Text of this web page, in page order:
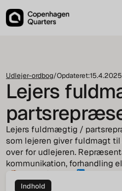
Udlejer-ordbog/Opdateret:15.4.2025
Lejers
Lejers fuldmægtig /
som lejeren giver fuldmagt
over for udlejeren.
kommunikation, forhandling
Tenna Pindstrup
CEO
Indhold